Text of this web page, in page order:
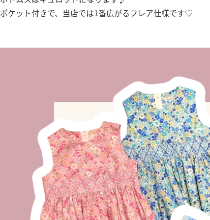
ポケット付きで、当店では1番広がるフレア仕様です♡